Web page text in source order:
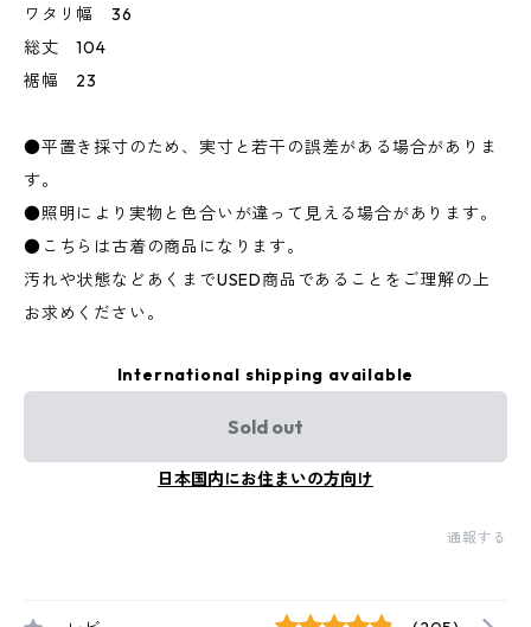
ワタリ幅 36
総丈 104
裾幅 23
●平置き採寸のため、実寸と若干の誤差がある場合がありま
す。
●照明により実物と色合いが違って見える場合があります。
●こちらは古着の商品になります。
汚れや状態などあくまでUSED商品であることをご理解の上
お求めください。
International shipping available
Sold out
日本国内にお住まいの方向け
通報する